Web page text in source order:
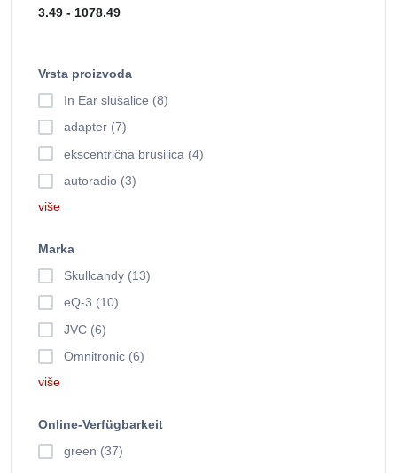
Vrsta proizvoda
In Ear slušalice (8)
adapter (7)
ekscentrična brusilica (4)
autoradio (3)
više
Marka
Skullcandy (13)
eQ-3 (10)
JVC (6)
Omnitronic (6)
više
Online-Verfügbarkeit
green (37)